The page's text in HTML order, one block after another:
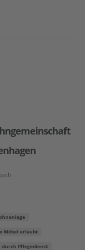
Möbel erlaubt
durch Pflegedienst